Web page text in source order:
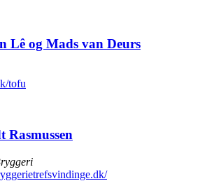
Lê og Mads van Deurs
tofu
Rasmussen